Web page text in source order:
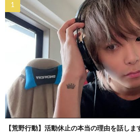
【荒野行動】活動休止の本当の理由を話しま